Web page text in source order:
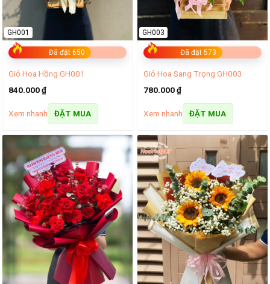
Đã đặt 650
GH001
Giỏ Hoa Hồng GH001
840.000₫
Xem nhanh ĐẶT MUA
Đã đặt 573
GH003
Giỏ Hoa Sang Trọng GH003
780.000₫
Xem nhanh ĐẶT MUA